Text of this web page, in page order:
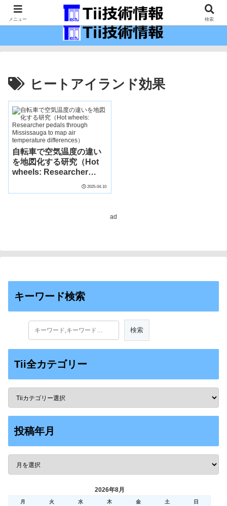
最新の科学技術の情報インフラ。
ヒートアイランド効果
自転車で空気温度の違い
を地図化する研究（Hot
wheels: Researcher
Mississauga to map air
2025-04-10
ad
キーワード検索
Tii全カテゴリー
投稿年月
2026年8月
月 火 水 木 金 土
日
メニュー 検索